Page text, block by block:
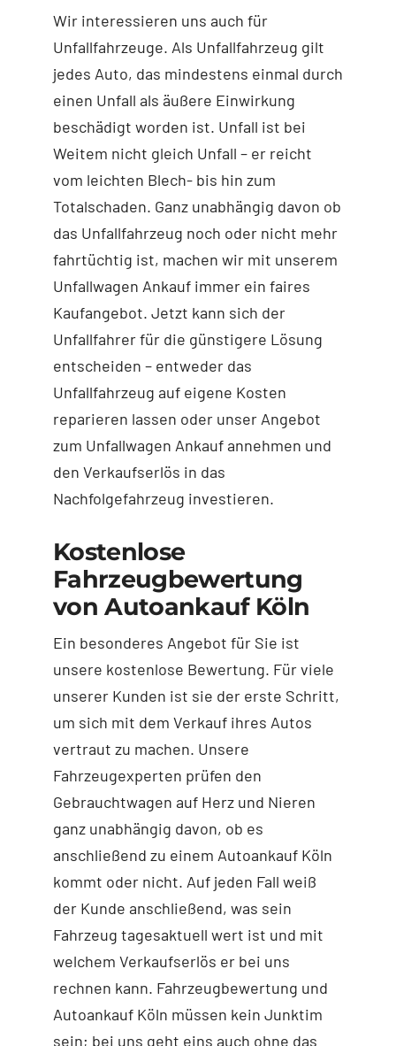
Wir interessieren uns auch für
Unfallfahrzeuge. Als Unfallfahrzeug gilt
jedes Auto, das mindestens einmal durch
einen Unfall als äußere Einwirkung
beschädigt worden ist. Unfall ist bei
Weitem nicht gleich Unfall – er reicht
vom leichten Blech- bis hin zum
Totalschaden. Ganz unabhängig davon ob
das Unfallfahrzeug noch oder nicht mehr
fahrtüchtig ist, machen wir mit unserem
Unfallwagen Ankauf immer ein faires
Kaufangebot. Jetzt kann sich der
Unfallfahrer für die günstigere Lösung
entscheiden – entweder das
Unfallfahrzeug auf eigene Kosten
reparieren lassen oder unser Angebot
zum Unfallwagen Ankauf annehmen und
den Verkaufserlös in das
Nachfolgefahrzeug investieren.
Kostenlose
Fahrzeugbewertung
von Autoankauf Köln
Ein besonderes Angebot für Sie ist
unsere kostenlose Bewertung. Für viele
unserer Kunden ist sie der erste Schritt,
um sich mit dem Verkauf ihres Autos
vertraut zu machen. Unsere
Fahrzeugexperten prüfen den
Gebrauchtwagen auf Herz und Nieren
ganz unabhängig davon, ob es
anschließend zu einem Autoankauf Köln
kommt oder nicht. Auf jeden Fall weiß
der Kunde anschließend, was sein
Fahrzeug tagesaktuell wert ist und mit
welchem Verkaufserlös er bei uns
rechnen kann. Fahrzeugbewertung und
Autoankauf Köln müssen kein Junktim
sein; bei uns geht eins auch ohne das